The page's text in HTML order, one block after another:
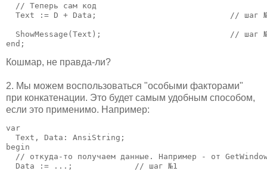
  // Теперь сам код
Text := D + Data;                            // шаг
ShowMessage(Text);                           // шаг
end;
Кошмар, не правда-ли?
2. Мы можем воспользоваться "особыми факторами"
при конкатенации. Это будет самым удобным способом,
если это применимо. Например:
var
  Text, Data: AnsiString;
begin
// откуда-то получаем данные. Например - от
  Data := ...;             // шаг №1